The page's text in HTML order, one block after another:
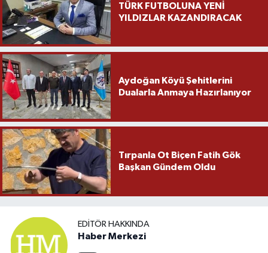
TÜRK FUTBOLUNA YENİ
YILDIZLAR KAZANDIRACAK
Aydoğan Köyü Şehitlerini
Dualarla Anmaya Hazırlanıyor
Tırpanla Ot Biçen Fatih Gök
Başkan Gündem Oldu
EDITÖR HAKKINDA
Haber Merkezi